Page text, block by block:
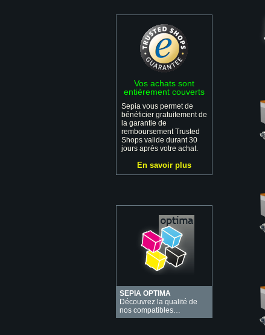
Vos achats sont
entièrement couverts
Sepia vous permet de
bénéficier gratuitement de
la garantie de
remboursement Trusted
Shops valide durant 30
jours après votre achat.
En savoir plus
SEPIA OPTIMA
Découvrez la qualité de
nos compatibles…